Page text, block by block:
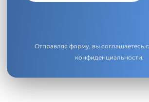
Отправляя форму, вы соглашаетесь с
конфиденциальности.